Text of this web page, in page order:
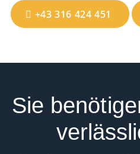
+43 316 424 451
Sie